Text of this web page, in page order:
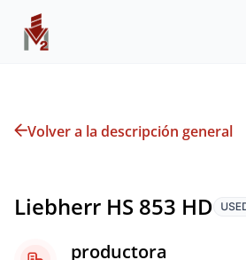
Volver a la descripción general
Liebherr HS 853 HD
productora